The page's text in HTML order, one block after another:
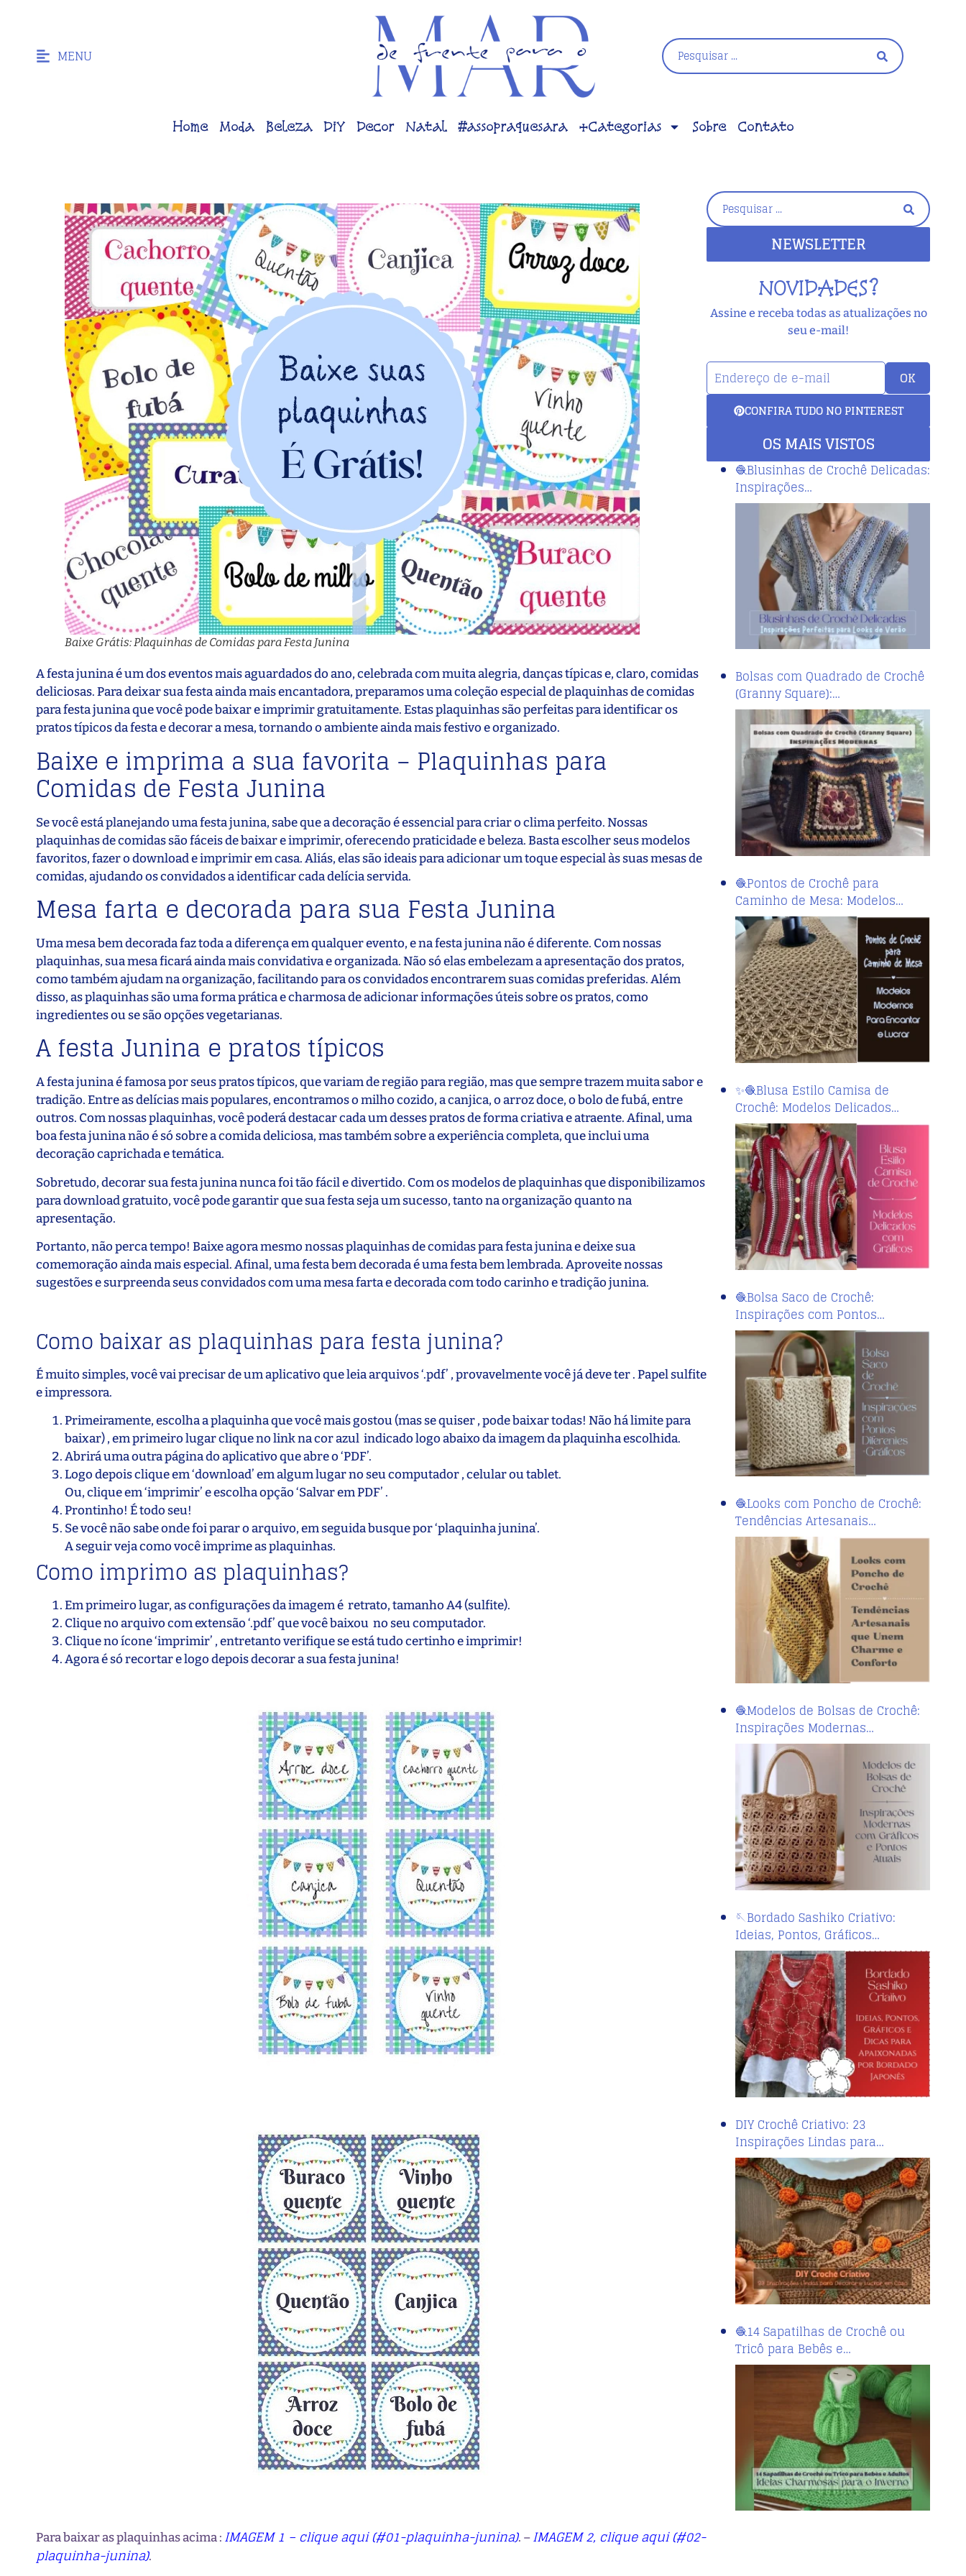
MENU
Home Moda Beleza DiY Decor Natal #assopraquesara +Categorias Sobre Contato
Baixe Grátis: Plaquinhas de Comidas para Festa Junina
A festa junina é um dos eventos mais aguardados do ano, celebrada com muita alegria, danças típicas e, claro, comidas
deliciosas. Para deixar sua festa ainda mais encantadora, preparamos uma coleção especial de plaquinhas de comidas
para festa junina que você pode baixar e imprimir gratuitamente. Estas plaquinhas são perfeitas para identificar os
pratos típicos da festa e decorar a mesa, tornando o ambiente ainda mais festivo e organizado.
Baixe e imprima a sua favorita – Plaquinhas para
Comidas de Festa Junina
Se você está planejando uma festa junina, sabe que a decoração é essencial para criar o clima perfeito. Nossas
plaquinhas de comidas são fáceis de baixar e imprimir, oferecendo praticidade e beleza. Basta escolher seus modelos
favoritos, fazer o download e imprimir em casa. Aliás, elas são ideais para adicionar um toque especial às suas mesas de
comidas, ajudando os convidados a identificar cada delícia servida.
Mesa farta e decorada para sua Festa Junina
Uma mesa bem decorada faz toda a diferença em qualquer evento, e na festa junina não é diferente. Com nossas
plaquinhas, sua mesa ficará ainda mais convidativa e organizada. Não só elas embelezam a apresentação dos pratos,
como também ajudam na organização, facilitando para os convidados encontrarem suas comidas preferidas. Além
disso, as plaquinhas são uma forma prática e charmosa de adicionar informações úteis sobre os pratos, como
ingredientes ou se são opções vegetarianas.
A festa Junina e pratos típicos
A festa junina é famosa por seus pratos típicos, que variam de região para região, mas que sempre trazem muita sabor e
tradição. Entre as delícias mais populares, encontramos o milho cozido, a canjica, o arroz doce, o bolo de fubá, entre
outros. Com nossas plaquinhas, você poderá destacar cada um desses pratos de forma criativa e atraente. Afinal, uma
boa festa junina não é só sobre a comida deliciosa, mas também sobre a experiência completa, que inclui uma
decoração caprichada e temática.
Sobretudo, decorar sua festa junina nunca foi tão fácil e divertido. Com os modelos de plaquinhas que disponibilizamos
para download gratuito, você pode garantir que sua festa seja um sucesso, tanto na organização quanto na
apresentação.
Portanto, não perca tempo! Baixe agora mesmo nossas plaquinhas de comidas para festa junina e deixe sua
comemoração ainda mais especial. Afinal, uma festa bem decorada é uma festa bem lembrada. Aproveite nossas
sugestões e surpreenda seus convidados com uma mesa farta e decorada com todo carinho e tradição junina.
Como baixar as plaquinhas para festa junina?
É muito simples, você vai precisar de um aplicativo que leia arquivos ‘.pdf’ , provavelmente você já deve ter . Papel sulfite
e impressora.
Primeiramente, escolha a plaquinha que você mais gostou (mas se quiser , pode baixar todas! Não há limite para
baixar) , em primeiro lugar clique no link na cor azul indicado logo abaixo da imagem da plaquinha escolhida.
Abrirá uma outra página do aplicativo que abre o ‘PDF’.
Logo depois clique em ‘download’ em algum lugar no seu computador , celular ou tablet.
Ou, clique em ‘imprimir’ e escolha opção ‘Salvar em PDF’ .
Prontinho! É todo seu!
Se você não sabe onde foi parar o arquivo, em seguida busque por ‘plaquinha junina’.
A seguir veja como você imprime as plaquinhas.
Como imprimo as plaquinhas?
Em primeiro lugar, as configurações da imagem é retrato, tamanho A4 (sulfite).
Clique no arquivo com extensão ‘.pdf’ que você baixou no seu computador.
Clique no ícone ‘imprimir’ , entretanto verifique se está tudo certinho e imprimir!
Agora é só recortar e logo depois decorar a sua festa junina!
Para baixar as plaquinhas acima : IMAGEM 1 – clique aqui (#01-plaquinha-junina). –IMAGEM 2, clique aqui (#02-
plaquinha-junina).
NEWSLETTER
NOVIDADES?
Assine e receba todas as atualizações no
seu e-mail!
OK
CONFIRA TUDO NO PINTEREST
OS MAIS VISTOS
🧶Blusinhas de Crochê Delicadas:
Inspirações…
Bolsas com Quadrado de Crochê
(Granny Square):…
🧶Pontos de Crochê para
Caminho de Mesa: Modelos…
✨🧶Blusa Estilo Camisa de
Crochê: Modelos Delicados…
🧶Bolsa Saco de Crochê:
Inspirações com Pontos…
🧶Looks com Poncho de Crochê:
Tendências Artesanais…
🧶Modelos de Bolsas de Crochê:
Inspirações Modernas…
🪡Bordado Sashiko Criativo:
Ideias, Pontos, Gráficos…
DIY Crochê Criativo: 23
Inspirações Lindas para…
🧶14 Sapatilhas de Crochê ou
Tricô para Bebês e…